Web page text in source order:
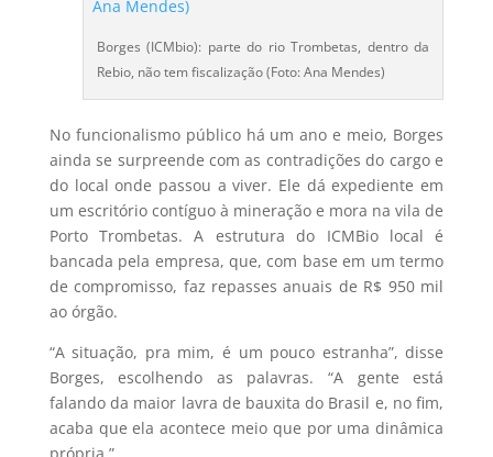
Borges (ICMbio): parte do rio Trombetas, dentro da
Rebio, não tem fiscalização (Foto: Ana Mendes)
No funcionalismo público há um ano e meio, Borges
ainda se surpreende com as contradições do cargo e
do local onde passou a viver. Ele dá expediente em
um escritório contíguo à mineração e mora na vila de
Porto Trombetas. A estrutura do ICMBio local é
bancada pela empresa, que, com base em um termo
de compromisso, faz repasses anuais de R$ 950 mil
ao órgão.
“A situação, pra mim, é um pouco estranha”, disse
Borges, escolhendo as palavras. “A gente está
falando da maior lavra de bauxita do Brasil e, no fim,
acaba que ela acontece meio que por uma dinâmica